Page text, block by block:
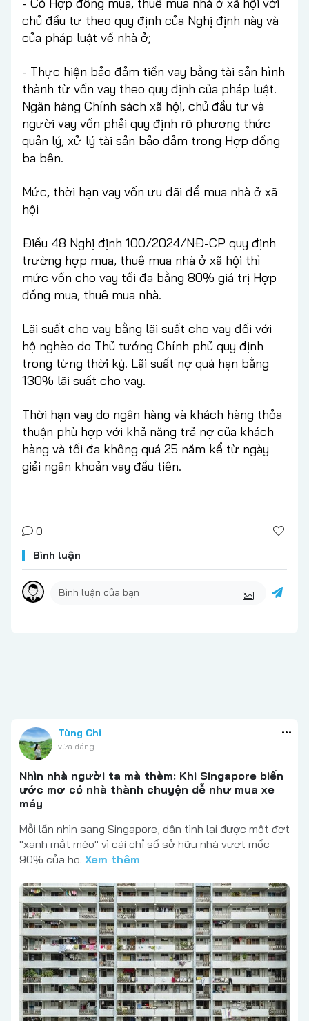
chủ đầu tư theo quy định của Nghị định này và
của pháp luật về nhà ở;
- Thực hiện bảo đảm tiền vay bằng tài sản hình
thành từ vốn vay theo quy định của pháp luật.
Ngân hàng Chính sách xã hội, chủ đầu tư và
người vay vốn phải quy định rõ phương thức
quản lý, xử lý tài sản bảo đảm trong Hợp đồng
ba bên.
Mức, thời hạn vay vốn ưu đãi để mua nhà ở xã
hội
Điều 48 Nghị định 100/2024/NĐ-CP quy định
trường hợp mua, thuê mua nhà ở xã hội thì
mức vốn cho vay tối đa bằng 80% giá trị Hợp
đồng mua, thuê mua nhà.
Lãi suất cho vay bằng lãi suất cho vay đối với
hộ nghèo do Thủ tướng Chính phủ quy định
trong từng thời kỳ. Lãi suất nợ quá hạn bằng
130% lãi suất cho vay.
Thời hạn vay do ngân hàng và khách hàng thỏa
thuận phù hợp với khả năng trả nợ của khách
hàng và tối đa không quá 25 năm kể từ ngày
giải ngân khoản vay đầu tiên.
0
Bình luận
Tùng Chi
vừa đăng
Nhìn nhà người ta mà thèm: Khi Singapore biến
ước mơ có nhà thành chuyện dễ như mua xe
máy
Mỗi lần nhìn sang Singapore, dân tình lại được một đợt
"xanh mắt mèo" vì cái chỉ số sở hữu nhà vượt mốc
90% của họ. Xem thêm